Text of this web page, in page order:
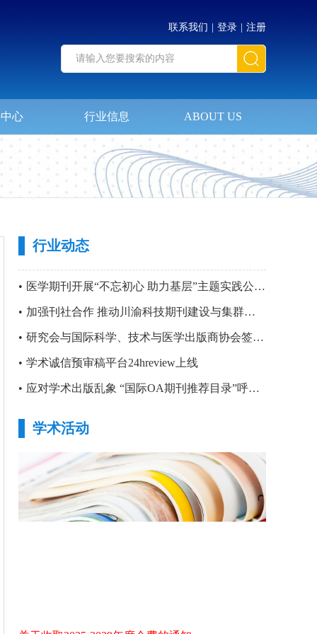
联系我们 登录 注册
心 行业信息 ABOUT US
行业动态
• 医学期刊开展“不忘初心 助力基层”主题实践公益活动暨 第四站“只要主义真 明翰故里行”党建活动
• 加强刊社合作 推动川渝科技期刊建设与集群化发展
• 研究会与国际科学、技术与医学出版商协会签署合作备忘录
• 学术诚信预审稿平台24hreview上线
• 应对学术出版乱象 “国际OA期刊推荐目录”呼之欲出
学术活动